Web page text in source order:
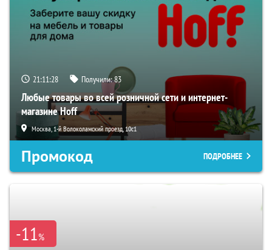
21:11:28 Получили:83
Любые товары во всей розничной сети и интернет-
магазине Hoff
Москва, 1-й Волоколамский проезд, 10с1
Промокод ПОДРОБНЕЕ
-11%